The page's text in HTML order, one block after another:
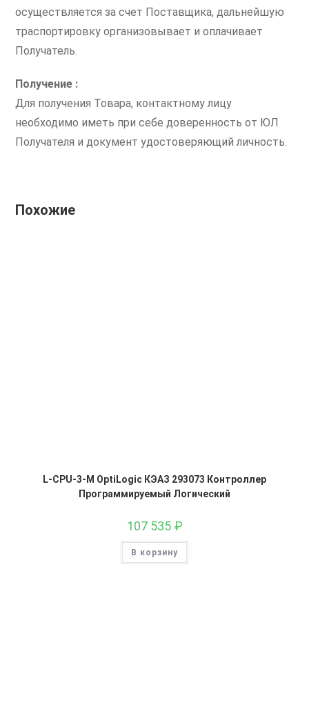
осуществляется за счет Поставщика, дальнейшую
траспортировку организовывает и оплачивает
Получатель.
Получение :
Для получения Товара, контактному лицу
необходимо иметь при себе доверенность от ЮЛ
Получателя и документ удостоверяющий личность.
Похожие
L-CPU-3-M OptiLogic КЭАЗ 293073 Контроллер
Программируемый Логический
107 535 ₽
В корзину